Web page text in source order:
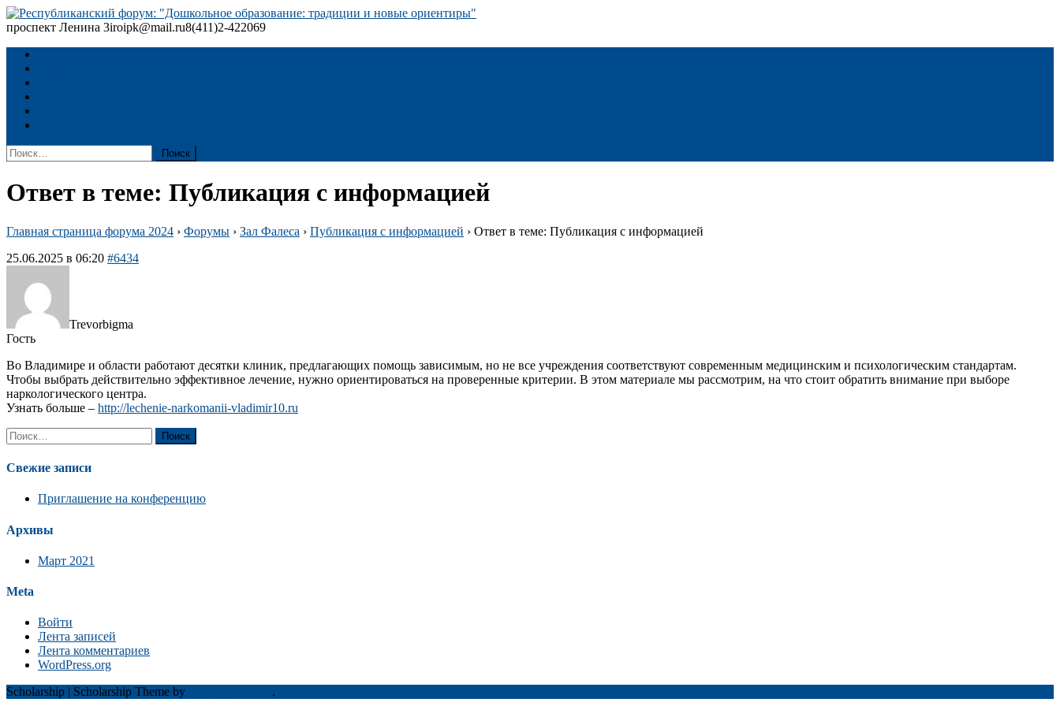
Skip
to
проспект Ленина 3iroipk@mail.ru8(411)2-422069
Найти:
Ответ в теме: Публикация с информацией
Главная страница форума 2024 › Форумы › Зал Фалеса › Публикация с информацией › Ответ в теме: Публикация с информацией
25.06.2025 в 06:20 #6434
Trevorbigma
Гость
Во Владимире и области работают десятки клиник, предлагающих помощь зависимым, но не все учреждения соответствуют современным медицинским и психологическим стандартам.
Чтобы выбрать действительно эффективное лечение, нужно ориентироваться на проверенные критерии. В этом материале мы рассмотрим, на что стоит обратить внимание при выборе
наркологического центра.
Узнать больше – http://lechenie-narkomanii-vladimir10.ru
Найти:
Свежие записи
Приглашение на конференцию
Архивы
Март 2021
Meta
Войти
Лента записей
Лента комментариев
WordPress.org
Scholarship
Scholarship Theme by .